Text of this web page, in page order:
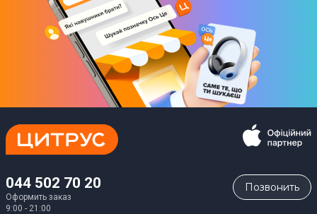
044 502 70 20
Оформить заказ
9:00 - 21:00
Позвонить